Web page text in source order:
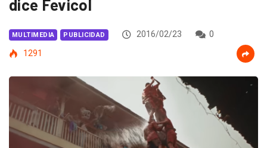
dice Fevicol
MULTIMEDIA PUBLICIDAD 2016/02/23
0
1291